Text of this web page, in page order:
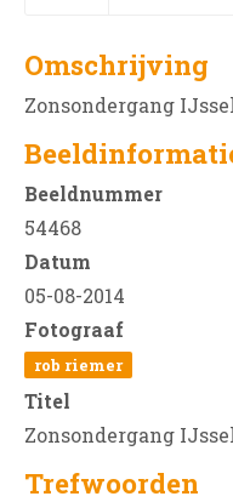
Omschrijving
Zonsondergang
Beeldnummer
54468
Datum
05-08-2014
Fotograaf
rob riemer
Titel
Zonsondergang
Trefwoorden